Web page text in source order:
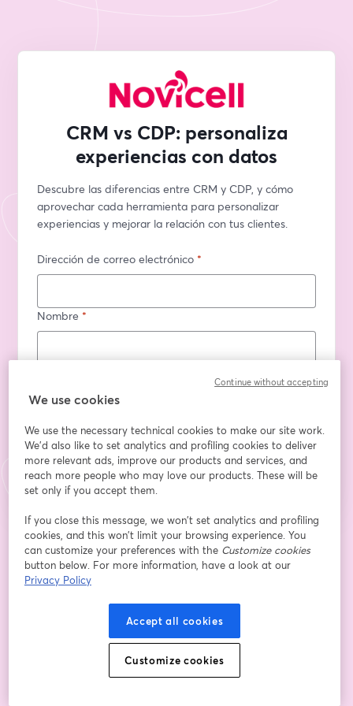
CRM vs CDP: personaliza
experiencias con datos
Descubre las diferencias entre CRM y CDP, y cómo
aprovechar cada herramienta para personalizar
experiencias y mejorar la relación con tus clientes.
Dirección de correo electrónico *
Nombre *
Registrarse
¿Ya te registraste?Únete aquí
Al registrarte, aceptas nuestros Términos de servicio
se abre en una nueva pestaña
Política de privacidad
Se compartirá tu información con el anfitrión.
We use cookies
We use the necessary technical cookies to make our site work.
We'd also like to set analytics and profiling cookies to deliver
more relevant ads, improve our products and services, and
reach more people who may love our products. These will be
set only if you accept them.
If you close this message, we won’t set analytics and profiling
cookies, and this won’t limit your browsing experience. You
can customize your preferences with the Customize cookies
button below. For more information, have a look at our
Privacy Policy
Accept all cookies
Customize cookies
Continue without accepting